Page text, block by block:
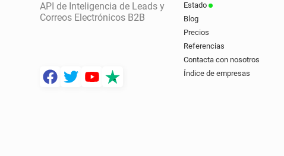
API de Inteligencia de Leads y
Correos Electrónicos B2B
Estado
Blog
Precios
Referencias
Contacta con nosotros
Índice de empresas